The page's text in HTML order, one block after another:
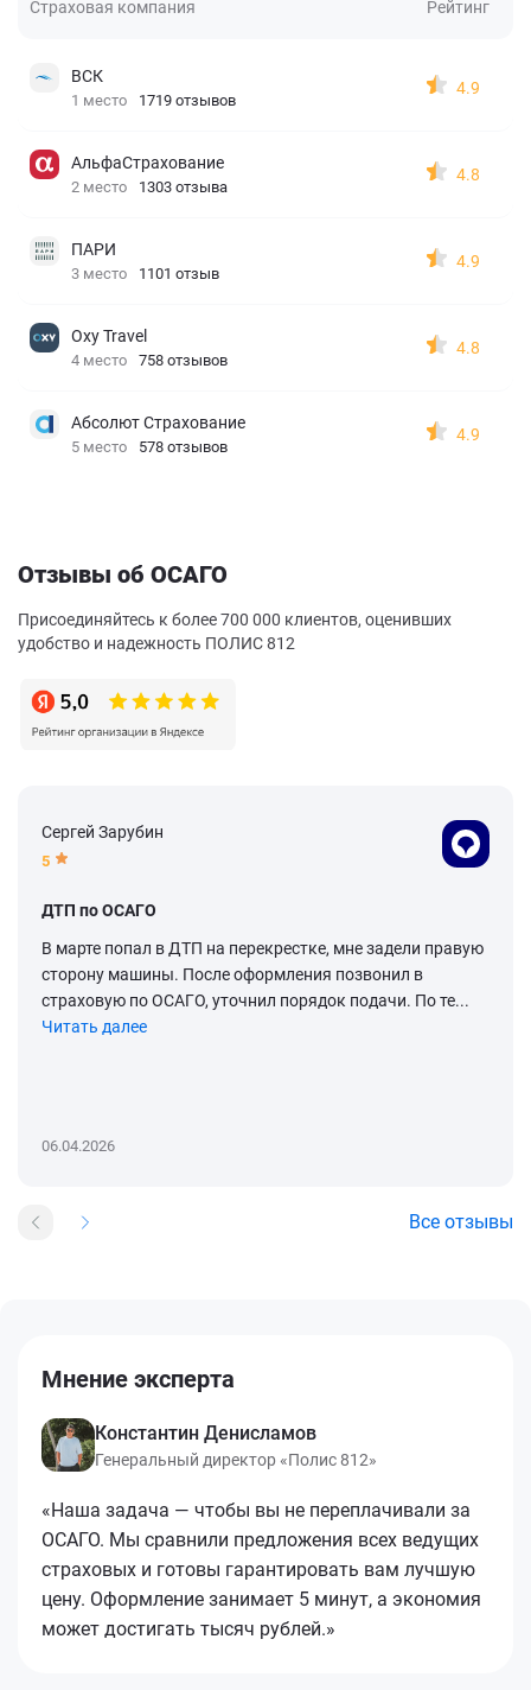
Страховая компания Рейтинг
ВСК
1 место 1719 отзывов
4.9
АльфаСтрахование
2 место 1303 отзыва
4.8
ПАРИ
3 место 1101 отзыв
4.9
Oxy Travel
4 место 758 отзывов
4.8
Абсолют Страхование
5 место 578 отзывов
4.9
Отзывы об ОСАГО
Присоединяйтесь к более 700 000 клиентов, оценивших
удобство и надежность ПОЛИС 812
Сергей Зарубин
5
ДТП по ОСАГО
В марте попал в ДТП на перекрестке, мне задели правую
сторону машины. После оформления позвонил в
страховую по ОСАГО, уточнил порядок подачи. По те...
Читать далее
06.04.2026
Все отзывы
Мнение эксперта
Константин Денисламов
Генеральный директор «Полис 812»
«Наша задача — чтобы вы не переплачивали за
ОСАГО. Мы сравнили предложения всех ведущих
страховых и готовы гарантировать вам лучшую
цену. Оформление занимает 5 минут, а экономия
может достигать тысяч рублей.»